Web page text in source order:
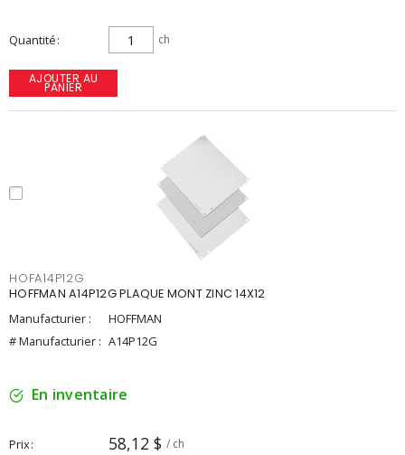
Quantité ch
AJOUTER AU
PANIER
HOFA14P12G
HOFFMAN A14P12G PLAQUE MONT ZINC 14X12
Manufacturier :
HOFFMAN
# Manufacturier : A14P12G
En inventaire
Prix 58,12 $ / ch